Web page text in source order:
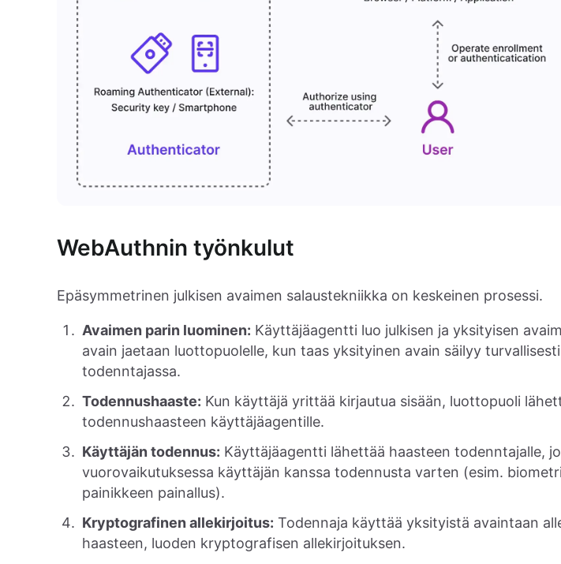
WebAuthnin työnkulut
Epäsymmetrinen julkisen avaimen salaustekniikka on keskeinen prosessi.
Avaimen parin luominen: Käyttäjäagentti luo julkisen ja yksityisen
avain jaetaan luottopuolelle, kun taas yksityinen avain säilyy
todenntajassa.
Todennushaaste: Kun käyttäjä yrittää kirjautua sisään, luottopuoli
todennushaasteen käyttäjäagentille.
Käyttäjän todennus: Käyttäjäagentti lähettää haasteen todenntajalle,
vuorovaikutuksessa käyttäjän kanssa todennusta varten (esim.
painikkeen painallus).
Kryptografinen allekirjoitus: Todennaja käyttää yksityistä avaintaan
haasteen, luoden kryptografisen allekirjoituksen.